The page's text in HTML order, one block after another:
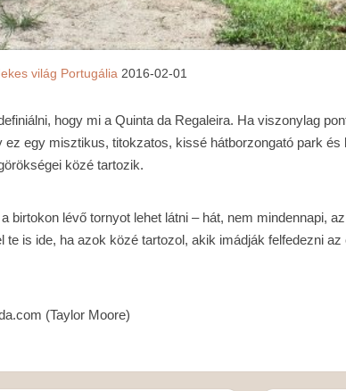
világ Portugália 2016-02-01
hogy mi a Quinta da Regaleira. Ha viszonylag
ez egy misztikus, titokzatos, kissé hátborzongató park
közé tartozik.
birtokon lévő tornyot lehet látni – hát, nem mindennapi,
te is ide, ha azok közé tartozol, akik imádják felfedezni
(Taylor Moore)